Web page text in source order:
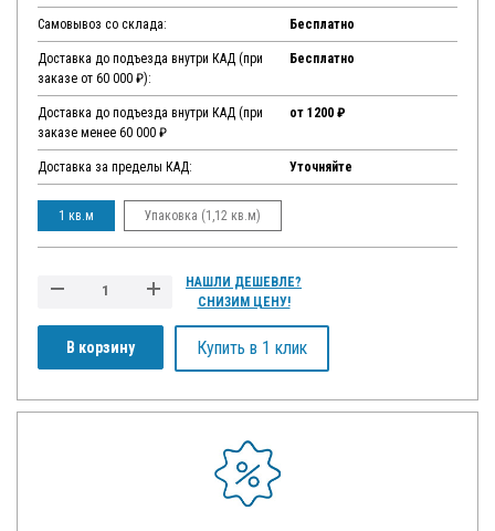
Самовывоз со склада: Бесплатно
Доставка до подъезда внутри КАД (при
заказе от 60 000 ₽):
Бесплатно
Доставка до подъезда внутри КАД (при
заказе менее 60 000 ₽
от 1200 ₽
Доставка за пределы КАД: Уточняйте
1 кв.м Упаковка (1,12 кв.м)
В корзину
НАШЛИ ДЕШЕВЛЕ?
СНИЗИМ ЦЕНУ!
Купить в 1 клик